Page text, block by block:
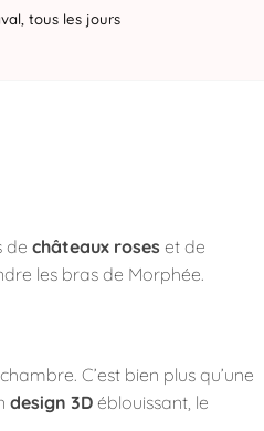
tous les jours
de châteaux roses et de
les bras de Morphée.
C’est bien plus qu’une
design 3Déblouissant, le